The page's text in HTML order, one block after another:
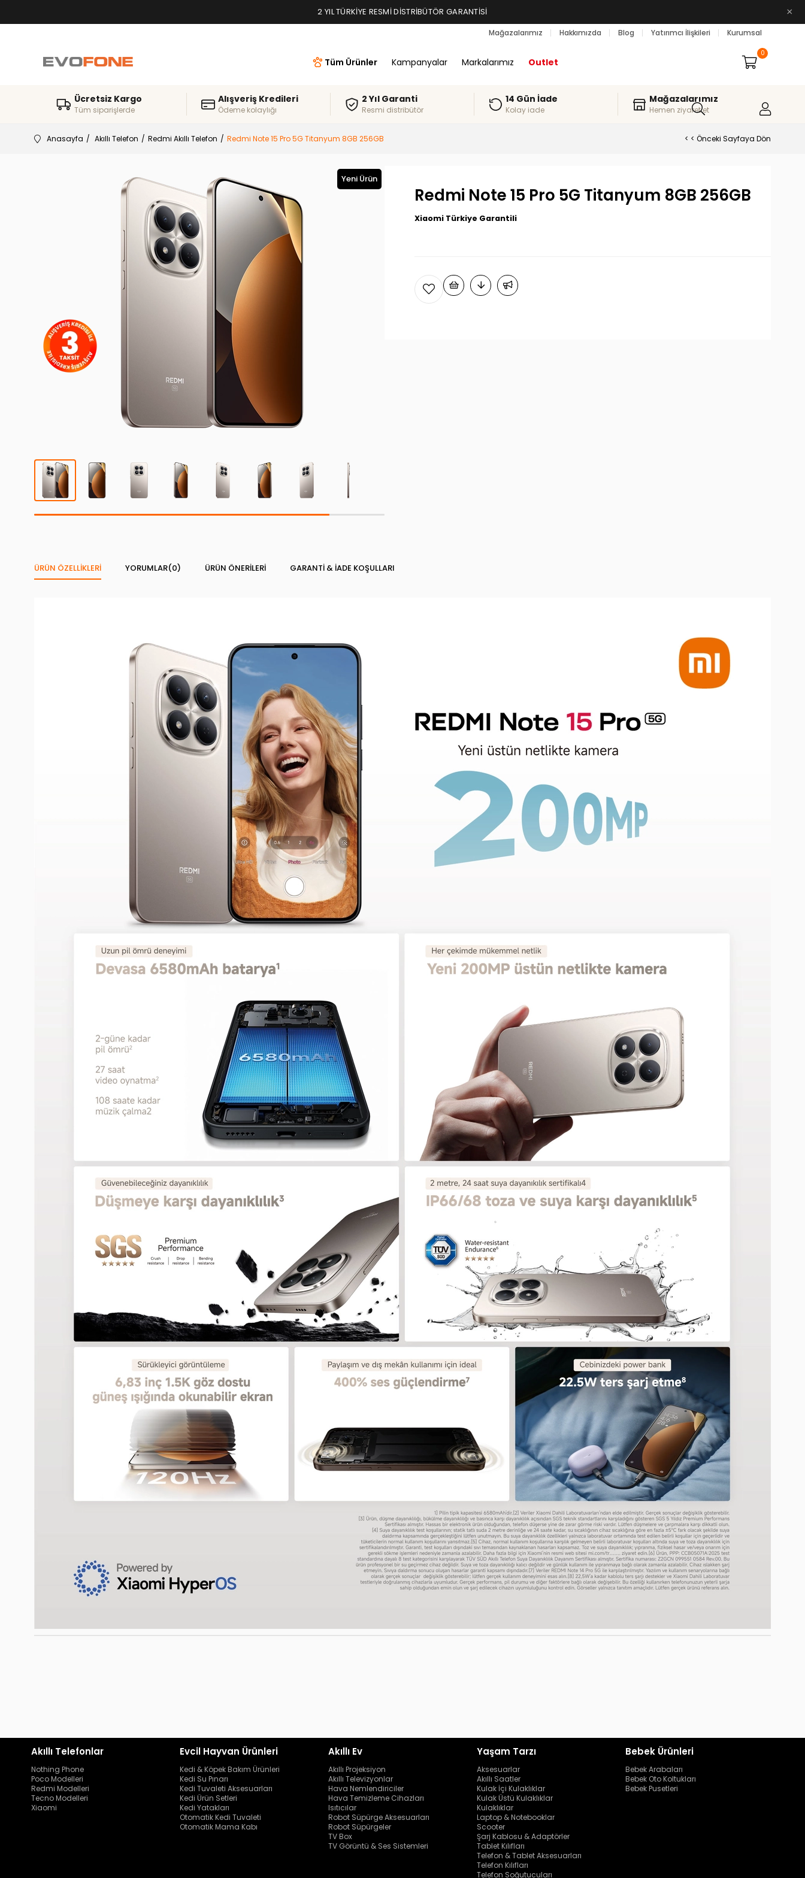
2 YIL TÜRKIYE RESMI DISTRIBÜTÖR GARANTISI ×
Mağazalarımız Hakkımızda Blog Yatırımcı İlişkileri Kurumsal
Tüm Ürünler Kampanyalar Markalarımız Outlet
0
Ücretsiz Kargo
Tüm siparişlerde
Alışveriş Kredileri
Ödeme kolaylığı
2 Yıl Garanti
Resmi distribütör
14 Gün İade
Kolay iade
Mağazalarımız
Hemen ziyaret et
Anasayfa Akıllı Telefon Redmi Akıllı Telefon Redmi Note 15 Pro 5G Titanyum 8GB 256GB < < Önceki Sayfaya Dön
Yeni Ürün
Redmi Note 15 Pro 5G Titanyum 8GB 256GB
Xiaomi Türkiye Garantili
ÜRÜN ÖZELLIKLERI YORUMLAR(0) ÜRÜN ÖNERILERI GARANTI & İADE KOŞULLARI
Akıllı Telefonlar
Nothing Phone
Poco Modelleri
Redmi Modelleri
Tecno Modelleri
Xiaomi
Evcil Hayvan Ürünleri
Kedi & Köpek Bakım Ürünleri
Kedi Su Pınarı
Kedi Tuvaleti Aksesuarları
Kedi Ürün Setleri
Kedi Yatakları
Otomatik Kedi Tuvaleti
Otomatik Mama Kabı
Akıllı Ev
Akıllı Projeksiyon
Akıllı Televizyonlar
Hava Nemlendiriciler
Hava Temizleme Cihazları
Isıtıcılar
Robot Süpürge Aksesuarları
Robot Süpürgeler
TV Box
TV Görüntü & Ses Sistemleri
Yaşam Tarzı
Aksesuarlar
Akıllı Saatler
Kulak İçi Kulaklıklar
Kulak Üstü Kulaklıklar
Kulaklıklar
Laptop & Notebooklar
Scooter
Şarj Kablosu & Adaptörler
Tablet Kılıfları
Telefon & Tablet Aksesuarları
Telefon Kılıfları
Telefon Soğutucuları
Bebek Ürünleri
Bebek Arabaları
Bebek Oto Koltukları
Bebek Pusetleri